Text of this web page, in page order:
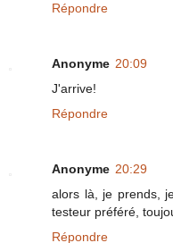
Répondre
Anonyme 20:09
J'arrive!
Répondre
Anonyme 20:29
alors là, je prends,
testeur préféré,
Répondre